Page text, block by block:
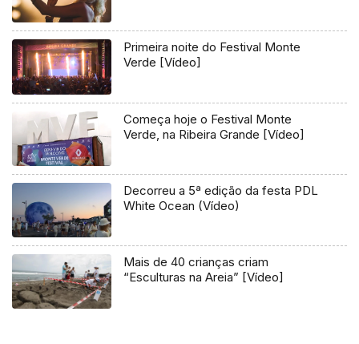
Primeira noite do Festival Monte
Verde [Vídeo]
Começa hoje o Festival Monte
Verde, na Ribeira Grande [Vídeo]
Decorreu a 5ª edição da festa PDL
White Ocean (Vídeo)
Mais de 40 crianças criam
“Esculturas na Areia” [Vídeo]